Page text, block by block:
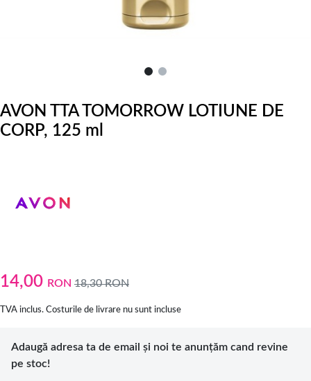
AVON TTA TOMORROW LOTIUNE DE
CORP, 125 ml
14,00 RON 18,30RON
TVA inclus. Costurile de livrare nu sunt incluse
Adaugă adresa ta de email și noi te anunțăm cand revine
pe stoc!